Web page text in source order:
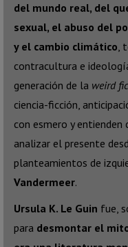
del mundo real, del
sexual, el abuso del
y el cambio climático,
contracultura e
generación de la weird
ciencia-ficción,
con esmero y
analizar el presente
planteamientos de
Vandermeer.
Ursula K. Le Guin fue,
para desmontar el